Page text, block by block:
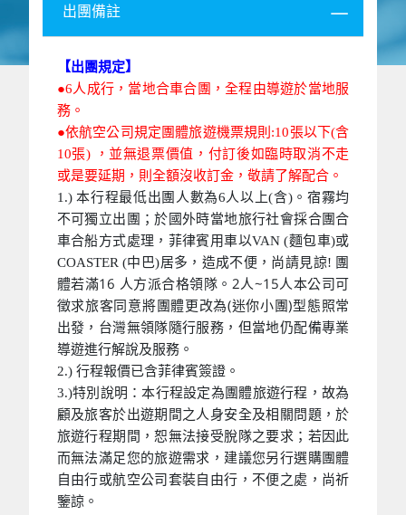
出團備註
【出團規定】
●6人成行，當地合車合團，全程由導遊於當地服
務。
●依航空公司規定團體旅遊機票規則:10張以下(含
10張) ，並無退票價值，付訂後如臨時取消不走
或是要延期，則全額沒收訂金，敬請了解配合。
1.) 本行程最低出團人數為6人以上(含)。宿霧均
不可獨立出團；於國外時當地旅行社會採合團合
車合船方式處理，菲律賓用車以VAN (麵包車)或
COASTER (中巴)居多，造成不便，尚請見諒! 團
體若滿16 人方派合格領隊。2人~15人本公司可
徵求旅客同意將團體更改為(迷你小團)型態照常
出發，台灣無領隊隨行服務，但當地仍配備專業
導遊進行解說及服務。
2.) 行程報價已含菲律賓簽證。
3.)特別說明：本行程設定為團體旅遊行程，故為
顧及旅客於出遊期間之人身安全及相關問題，於
旅遊行程期間，恕無法接受脫隊之要求；若因此
而無法滿足您的旅遊需求，建議您另行選購團體
自由行或航空公司套裝自由行，不便之處，尚祈
鑒諒。